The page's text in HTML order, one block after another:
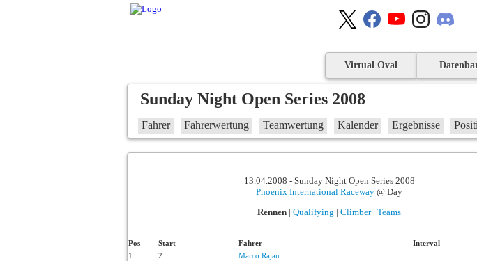
Virtual Oval
Sunday Night Open Series 2008
Fahrer Fahrerwertung Teamwertung Kalender Ergebnisse
13.04.2008 - Sunday Night Open Series 2008
Phoenix International Raceway @ Day
Rennen |Qualifying |Climber|Teams
Pos Start Fahrer Interval
1
2 Marco Rajan